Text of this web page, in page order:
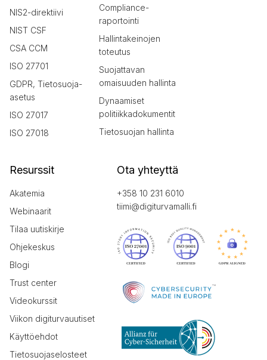
NIS2-direktiivi
NIST CSF
CSA CCM
ISO 27701
GDPR, Tietosuoja-
asetus
ISO 27017
ISO 27018
Compliance-
raportointi
Hallintakeinojen
toteutus
Suojattavan
omaisuuden hallinta
Dynaamiset
politiikkadokumentit
Tietosuojan hallinta
Resurssit
Akatemia
Webinaarit
Tilaa uutiskirje
Ohjekeskus
Blogi
Trust center
Videokurssit
Viikon digiturvauutiset
Käyttöehdot
Tietosuojaselosteet
Ota yhteyttä
+358 10 231 6010
tiimi@digiturvamalli.fi